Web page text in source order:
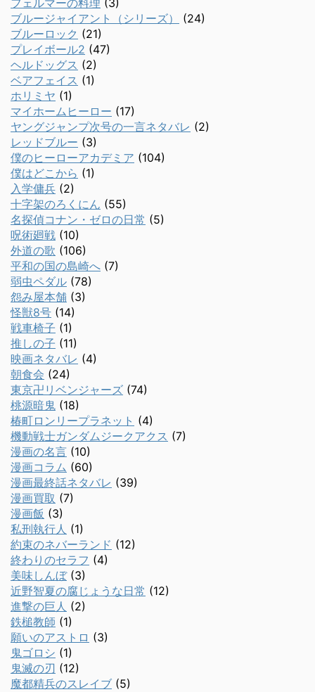
フェルマーの料理 (3)
ブルージャイアント（シリーズ）
(24)
ブルーロック (21)
プレイボール2 (47)
ヘルドッグス (2)
ベアフェイス (1)
ホリミヤ (1)
マイホームヒーロー (17)
ヤングジャンプ次号の一言ネタバレ (2)
レッドブルー (3)
僕のヒーローアカデミア (104)
僕はどこから (1)
入学傭兵 (2)
十字架のろくにん (55)
名探偵コナン・ゼロの日常 (5)
呪術廻戦 (10)
外道の歌 (106)
平和の国の島崎へ (7)
弱虫ペダル (78)
怨み屋本舗 (3)
怪獣8号 (14)
戦車椅子 (1)
推しの子 (11)
映画ネタバレ (4)
朝食会 (24)
東京卍リベンジャーズ (74)
桃源暗鬼 (18)
椿町ロンリープラネット (4)
機動戦士ガンダムジークアクス (7)
漫画の名言 (10)
漫画コラム (60)
漫画最終話ネタバレ (39)
漫画買取 (7)
漫画飯 (3)
私刑執行人 (1)
約束のネバーランド (12)
終わりのセラフ (4)
美味しんぼ(3)
近野智夏の腐じょうな日常 (12)
進撃の巨人 (2)
鉄槌教師 (1)
願いのアストロ (3)
鬼ゴロシ (1)
鬼滅の刃 (12)
魔都精兵のスレイブ (5)